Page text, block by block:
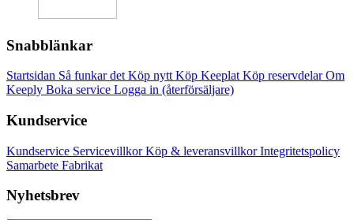
Snabblänkar
Startsidan Så funkar det Köp nytt Köp Keeplat Köp reservdelarOm
Keeply Boka service Logga in (återförsäljare)
Kundservice
Kundservice ServicevillkorKöp & leveransvillkorIntegritetspolicy
Samarbete Fabrikat
Nyhetsbrev